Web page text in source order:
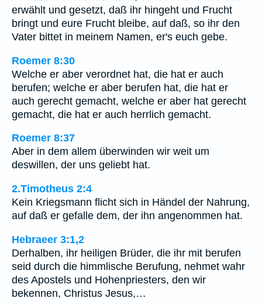
erwählt und gesetzt, daß ihr hingeht und Frucht
bringt und eure Frucht bleibe, auf daß, so ihr den
Vater bittet in meinem Namen, er's euch gebe.
Roemer 8:30
Welche er aber verordnet hat, die hat er auch
berufen; welche er aber berufen hat, die hat er
auch gerecht gemacht, welche er aber hat gerecht
gemacht, die hat er auch herrlich gemacht.
Roemer 8:37
Aber in dem allem überwinden wir weit um
deswillen, der uns geliebt hat.
2.Timotheus 2:4
Kein Kriegsmann flicht sich in Händel der Nahrung,
auf daß er gefalle dem, der ihn angenommen hat.
Hebraeer 3:1,2
Derhalben, ihr heiligen Brüder, die ihr mit berufen
seid durch die himmlische Berufung, nehmet wahr
des Apostels und Hohenpriesters, den wir
bekennen, Christus Jesus,…